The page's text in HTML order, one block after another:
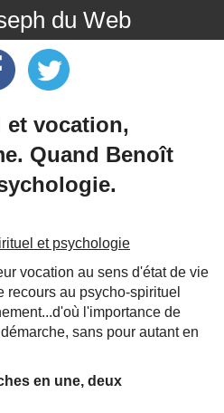
du Web
vocation,
Quand Benoît
et psychologie
vocation au sens d'état de vie
au psycho-spirituel
l'importance de
sans pour autant en
en une, deux